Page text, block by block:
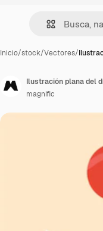
Inicio/stock/Vectores/
Ilustración plana del
magnific